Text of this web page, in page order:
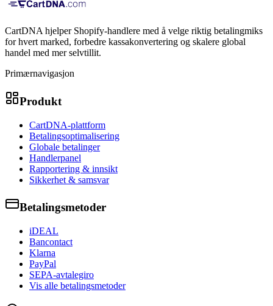
CartDNA hjelper Shopify-handlere med å velge riktig betalingmiks
for hvert marked, forbedre kassakonvertering og skalere global
handel med mer selvtillit.
Primærnavigasjon
Produkt
CartDNA-plattform
Betalingsoptimalisering
Globale betalinger
Handlerpanel
Rapportering & innsikt
Sikkerhet & samsvar
Betalingsmetoder
iDEAL
Bancontact
Klarna
PayPal
SEPA-avtalegiro
Vis alle betalingsmetoder